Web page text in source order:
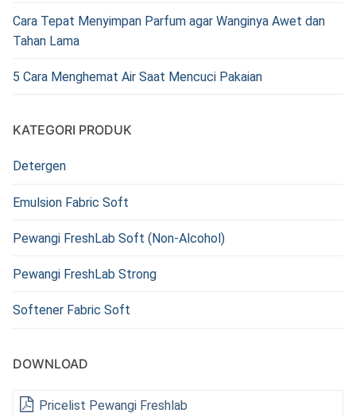
Cara Tepat Menyimpan Parfum agar Wanginya Awet dan
Tahan Lama
5 Cara Menghemat Air Saat Mencuci Pakaian
KATEGORI PRODUK
Detergen
Emulsion Fabric Soft
Pewangi FreshLab Soft (Non-Alcohol)
Pewangi FreshLab Strong
Softener Fabric Soft
DOWNLOAD
Pricelist Pewangi Freshlab